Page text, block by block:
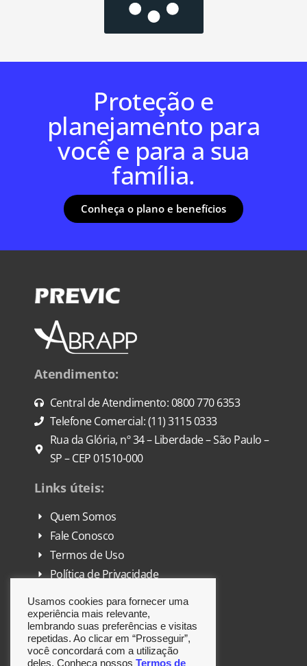
Proteção e
planejamento para
você e para a sua
família.
Conheça o plano e benefícios
Atendimento:
Central de Atendimento: 0800 770 6353
Telefone Comercial: (11) 3115 0333
Rua da Glória, nº 34 – Liberdade – São Paulo –
SP – CEP 01510-000
Links úteis:
Quem Somos
Fale Conosco
Termos de Uso
Política de Privacidade
DPO
Siga-nos:
Usamos cookies para fornecer uma
experiência mais relevante,
lembrando suas preferências e visitas
repetidas. Ao clicar em “Prosseguir”,
você concordará com a utilização
deles. Conheça nossos Termos de